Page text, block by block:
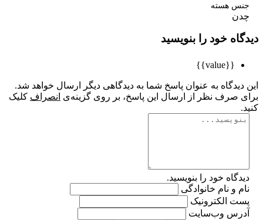
هسته
خود را بنویسید
به عنوان پاسخ شما به دیدگاهی دیگر ارسال خواهد شد.
صرف نظر از ارسال این پاسخ، بر روی گزینه‌ی انصرافکلیک
خود را بنویسید.
و نام خانوادگی
الکترونیک
وب‌سایت